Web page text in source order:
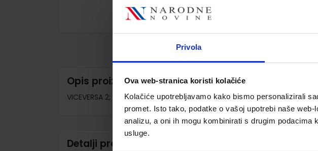
Privola
Ova web-stranica koristi kolačiće
Kolačiće upotrebljavamo kako bismo personalizirali
promet. Isto tako, podatke o vašoj upotrebi naše
analizu, a oni ih mogu kombinirati s drugim
usluge.
gallery
Opis proizvoda
VICEVERSA 2; udžbenik talijanskog jezika u drugom razredu srednjih
Detalji proizvoda